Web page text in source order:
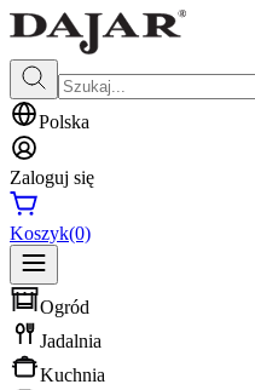
Polska
Zaloguj się
Koszyk(0)
Ogród
Jadalnia
Kuchnia